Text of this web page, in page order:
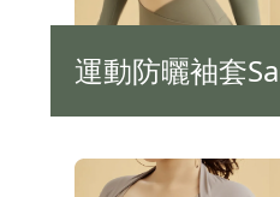
運動防曬袖套